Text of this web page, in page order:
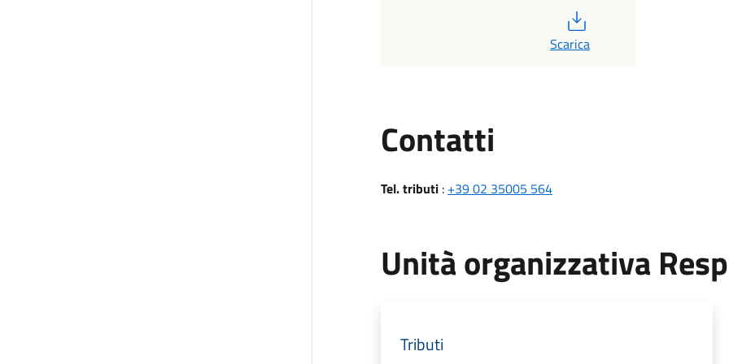
Scarica
Contatti
Tel. tributi: +39 02 35005 564
Unità organizzativa
Tributi